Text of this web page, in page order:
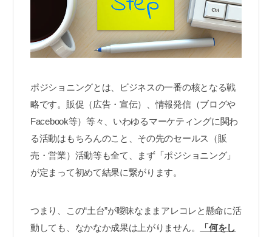
ポジショニングとは、ビジネスの一番の核となる戦
略です。販促（広告・宣伝）、情報発信（ブログや
Facebook等）等々、いわゆるマーケティングに関わ
る活動はもちろんのこと、その先のセールス（販
売・営業）活動等も全て、まず「ポジショニング」
が定まって初めて結果に繋がります。
つまり、この“土台”が曖昧なままアレコレと懸命に活
動しても、なかなか成果は上がりません。
「何をし